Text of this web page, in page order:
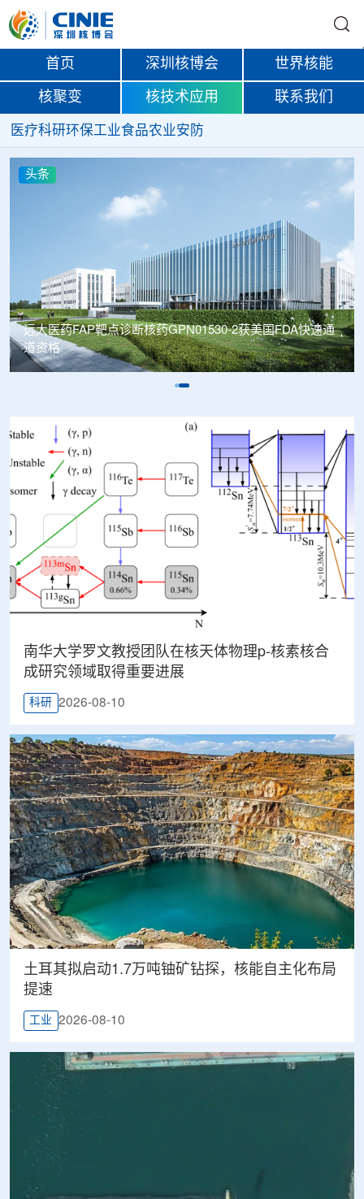
首页 深圳核博会 世界核能
核聚变 核技术应用 联系我们
医疗科研环保工业食品农业安防
头条
远大医药FAP靶点诊断核药GPN01530-2获美国FDA快速通
道资格
南华大学罗文教授团队在核天体物理p-核素核合
成研究领域取得重要进展
科研 2026-08-10
土耳其拟启动1.7万吨铀矿钻探，核能自主化布局
提速
工业 2026-08-10